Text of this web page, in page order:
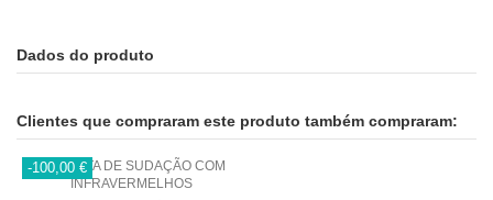
Dados do produto
Clientes que compraram este produto também compraram:
-100,00 €